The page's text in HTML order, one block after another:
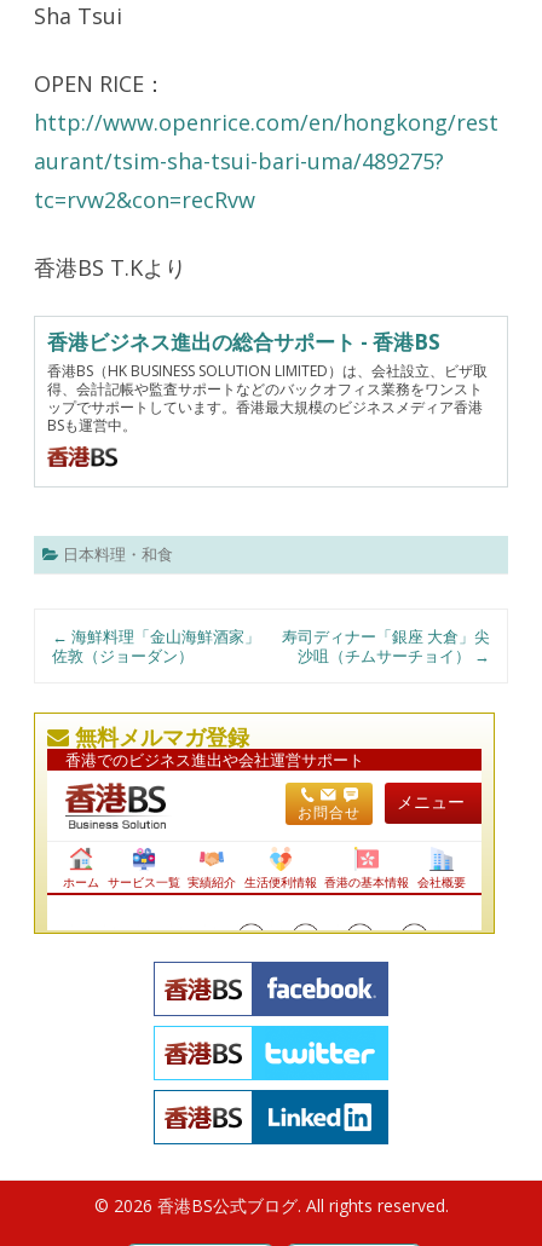
Sha Tsui
OPEN RICE：
http://www.openrice.com/en/hongkong/rest
aurant/tsim-sha-tsui-bari-uma/489275?
tc=rvw2&con=recRvw
香港BS T.Kより
香港ビジネス進出の総合サポート - 香港BS
香港BS（HK BUSINESS SOLUTION LIMITED）は、会社設立、ビザ取
得、会計記帳や監査サポートなどのバックオフィス業務をワンスト
ップでサポートしています。香港最大規模のビジネスメディア香港
BSも運営中。
日本料理・和食
Post navigation
← 海鮮料理「金山海鮮酒家」
佐敦（ジョーダン）
寿司ディナー「銀座 大倉」尖
沙咀（チムサーチョイ）
→
無料メルマガ登録
© 2026 香港BS公式ブログ. All rights reserved.